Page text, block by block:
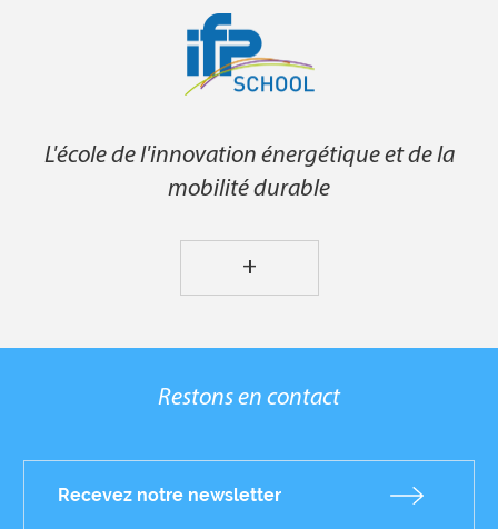
L'école de l'innovation énergétique et de la
mobilité durable
+
Restons en contact
Recevez notre newsletter